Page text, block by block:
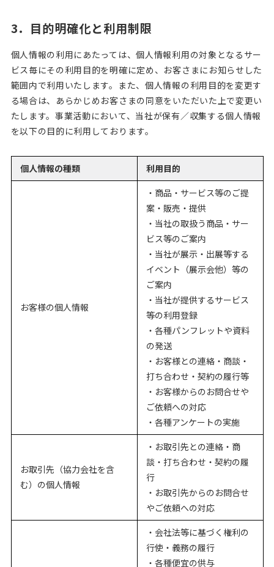
3．目的明確化と利用制限
個人情報の利用にあたっては、個人情報利用の対象となるサー
ビス毎にその利用目的を明確に定め、お客さまにお知らせした
範囲内で利用いたします。また、個人情報の利用目的を変更す
る場合は、あらかじめお客さまの同意をいただいた上で変更い
たします。事業活動において、当社が保有／収集する個人情報
を以下の目的に利用しております。
個人情報の種類 利用目的
お客様の個人情報
・商品・サービス等のご提
案・販売・提供
・当社の取扱う商品・サー
ビス等のご案内
・当社が展示・出展等する
イベント（展示会他）等の
ご案内
・当社が提供するサービス
等の利用登録
・各種パンフレットや資料
の発送
・お客様との連絡・商談・
打ち合わせ・契約の履行等
・お客様からのお問合せや
ご依頼への対応
・各種アンケートの実施
お取引先（協力会社を含
む）の個人情報
・お取引先との連絡・商
談・打ち合わせ・契約の履
行
・お取引先からのお問合せ
やご依頼への対応
・会社法等に基づく権利の
行使・義務の履行
・各種便宜の供与